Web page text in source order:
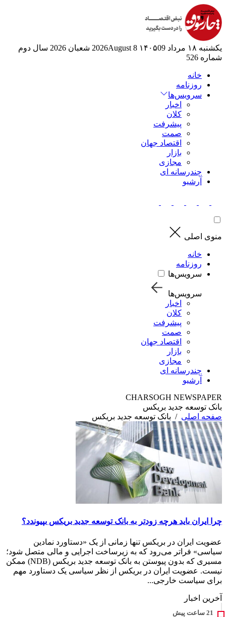
یکشنبه ۱۸ مرداد ۱۴۰۵ 09 2026August 8 شعبان 2026
سال دوم
شماره 526
خانه
روزنامه
سرویس‌ها
اخبار
کلان
پیشرفت
صمت
اقتصاد جهان
بازار
مجازی
چندرسانه ای
آرشیو
منوی اصلی
خانه
روزنامه
سرویس‌ها
سرویس‌ها
اخبار
کلان
پیشرفت
صمت
اقتصاد جهان
بازار
مجازی
چندرسانه ای
آرشیو
CHARSOGH NEWSPAPER
بانک توسعه جدید بریکس
صفحه اصلی / بانک توسعه جدید بریکس
چرا ایران باید هرچه زودتر به بانک توسعه جدید بریکس بپیوندد؟
عضویت ایران در بریکس تنها زمانی از یک «دستاورد نمادین
سیاسی» فراتر می‌رود که به زیرساخت اجرایی و مالی متصل شود؛
مسیری که بدون پیوستن به بانک توسعه جدید بریکس (NDB) ممکن
نیست. عضویت ایران در بریکس از نظر سیاسی یک دستاورد مهم
برای سیاست خارجی...
آخرین اخبار